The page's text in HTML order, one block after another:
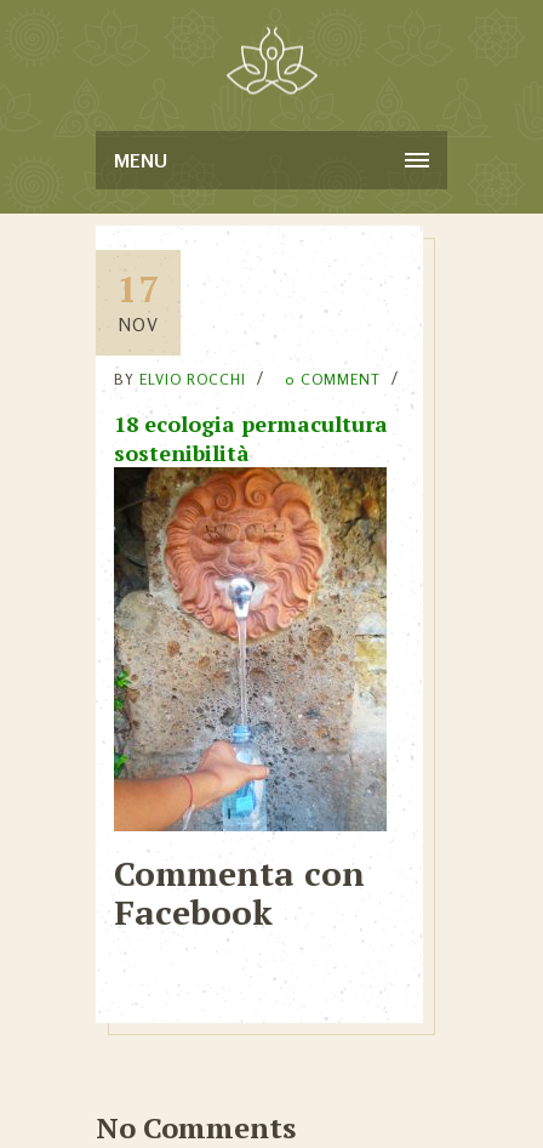
MENU
17
NOV
BY ELVIO ROCCHI 0 COMMENT
18 ecologia permacultura
sostenibilità
Commenta con
Facebook
No Comments